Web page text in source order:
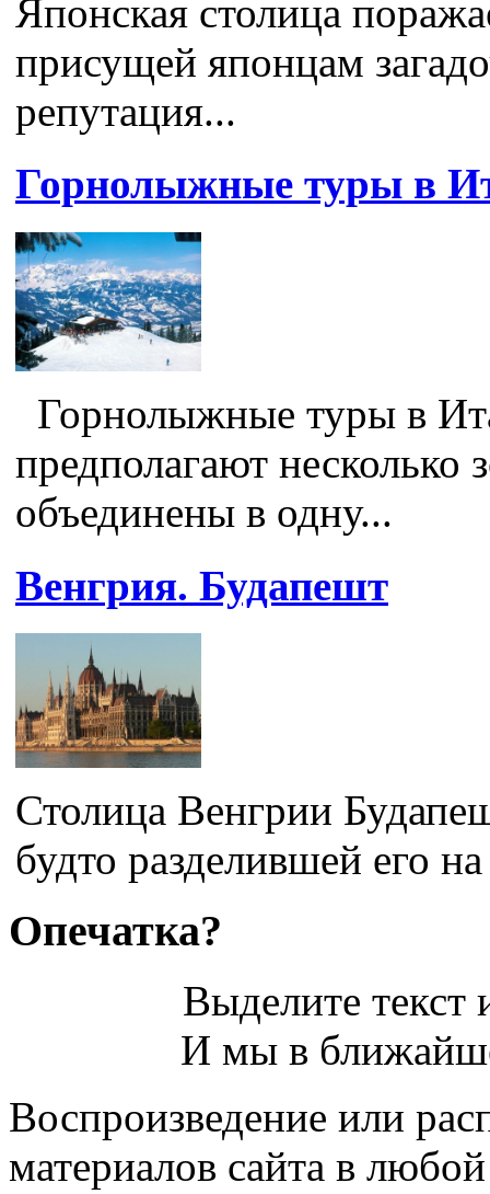
Японская столица
присущей японцам
репутация...
Горнолыжные туры в
Горнолыжные туры в
предполагают
объединены в одну...
Венгрия. Будапешт
Столица Венгрии
будто разделившей его
Опечатка?
Выделите
И мы в
Воспроизведение или
материалов сайта в